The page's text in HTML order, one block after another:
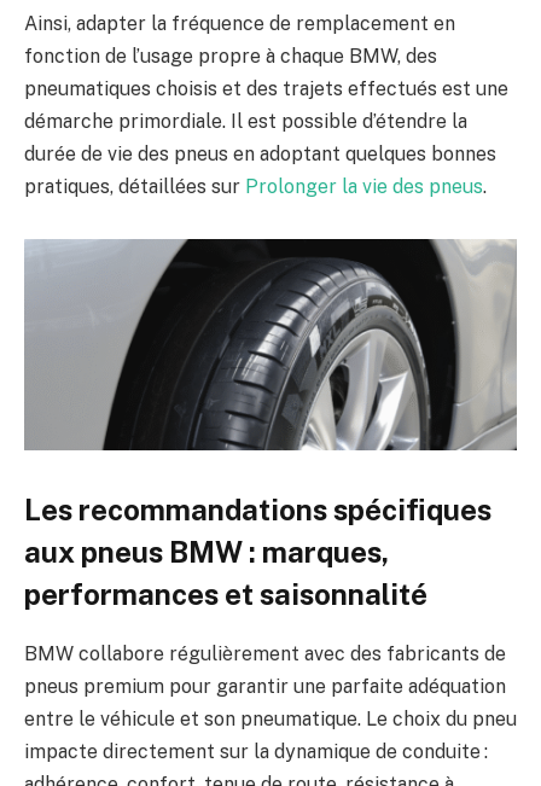
Ainsi, adapter la fréquence de remplacement en
fonction de l’usage propre à chaque BMW, des
pneumatiques choisis et des trajets effectués est une
démarche primordiale. Il est possible d’étendre la
durée de vie des pneus en adoptant quelques bonnes
pratiques, détaillées sur Prolonger la vie des pneus.
Les recommandations spécifiques
aux pneus BMW : marques,
performances et saisonnalité
BMW collabore régulièrement avec des fabricants de
pneus premium pour garantir une parfaite adéquation
entre le véhicule et son pneumatique. Le choix du pneu
impacte directement sur la dynamique de conduite :